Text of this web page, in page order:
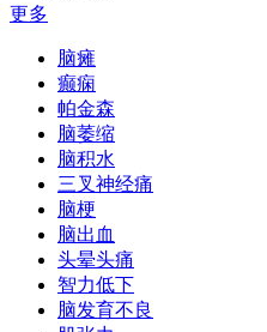
更多
脑瘫
癫痫
帕金森
脑萎缩
脑积水
三叉神经痛
脑梗
脑出血
头晕头痛
智力低下
脑发育不良